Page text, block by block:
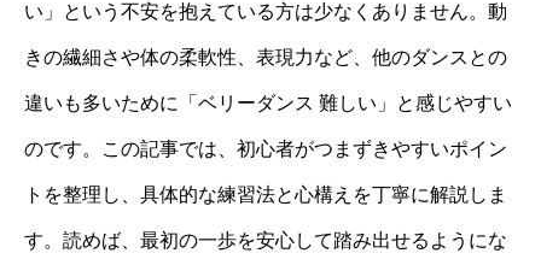
い」という不安を抱えている方は少なくありません。動
きの繊細さや体の柔軟性、表現力など、他のダンスとの
違いも多いために「ベリーダンス 難しい」と感じやすい
のです。この記事では、初心者がつまずきやすいポイン
トを整理し、具体的な練習法と心構えを丁寧に解説しま
す。読めば、最初の一歩を安心して踏み出せるようにな